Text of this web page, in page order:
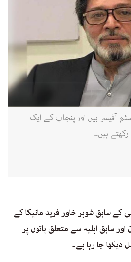
آفیسر ہیں اور پنجاب کے ایک
ہیں۔
کے سابق شوہر خاور فرید مانیکا کے
اور سابق اہلیہ سے متعلق باتوں پر
دیکھا جا رہا ہے۔